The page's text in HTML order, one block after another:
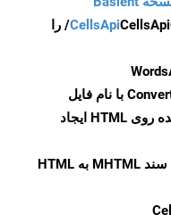
CellsApiCellsApi
CellsApi</aient/Client/ را
با نام فایل
محلی و فرمت تنظیم شده روی HTML ایجاد
از WordsApi برای تبدیل سند MHTML به HTML